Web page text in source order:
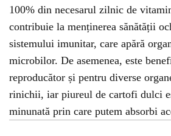
100% din necesarul zilnic de
contribuie la menținerea sănătății
sistemului imunitar, care apără
microbilor. De asemenea, este
reproducător și pentru diverse
rinichii, iar piureul de cartofi dulci
minunată prin care putem absorbi